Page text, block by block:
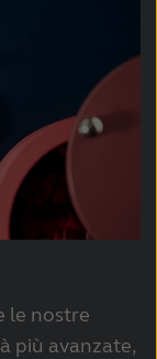
le nostre
più avanzate,